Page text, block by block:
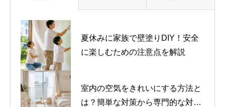
夏休みに家族で壁塗りDIY！安全
に楽しむための注意点を解説
室内の空気をきれいにする方法と
は？簡単な対策から専門的な対策